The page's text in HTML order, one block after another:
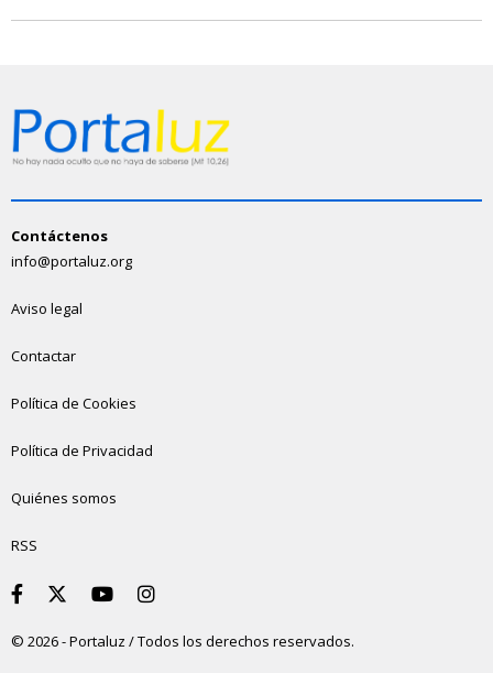
Contáctenos
info@portaluz.org
Aviso legal
Contactar
Política de Cookies
Política de Privacidad
Quiénes somos
RSS
© 2026 - Portaluz / Todos los derechos reservados.